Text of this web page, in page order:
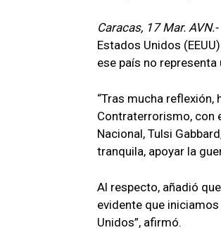
Caracas, 17 Mar. AVN.-
Estados Unidos
ese país no
“Tras mucha
Contraterrorismo, con
Nacional, Tulsi
tranquila, apoyar la
Al respecto, añadió
evidente que
Unidos”, afirmó.